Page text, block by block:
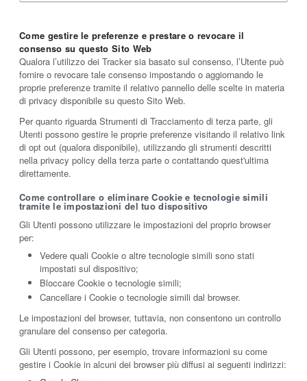
Come gestire le preferenze e prestare o revocare il
consenso su questo Sito Web
Qualora l’utilizzo dei Tracker sia basato sul consenso, l’Utente può
fornire o revocare tale consenso impostando o aggiornando le
proprie preferenze tramite il relativo pannello delle scelte in materia
di privacy disponibile su questo Sito Web.
Per quanto riguarda Strumenti di Tracciamento di terza parte, gli
Utenti possono gestire le proprie preferenze visitando il relativo link
di opt out (qualora disponibile), utilizzando gli strumenti descritti
nella privacy policy della terza parte o contattando quest'ultima
direttamente.
Come controllare o eliminare Cookie e tecnologie simili
tramite le impostazioni del tuo dispositivo
Gli Utenti possono utilizzare le impostazioni del proprio browser
per:
Vedere quali Cookie o altre tecnologie simili sono stati
impostati sul dispositivo;
Bloccare Cookie o tecnologie simili;
Cancellare i Cookie o tecnologie simili dal browser.
Le impostazioni del browser, tuttavia, non consentono un controllo
granulare del consenso per categoria.
Gli Utenti possono, per esempio, trovare informazioni su come
gestire i Cookie in alcuni dei browser più diffusi ai seguenti indirizzi: